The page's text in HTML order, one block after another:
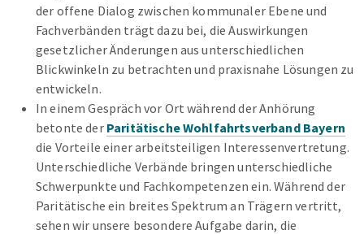
der offene Dialog zwischen kommunaler Ebene und
Fachverbänden trägt dazu bei, die Auswirkungen
gesetzlicher Änderungen aus unterschiedlichen
Blickwinkeln zu betrachten und praxisnahe Lösungen zu
entwickeln.
In einem Gespräch vor Ort während der Anhörung
betonte der Paritätische Wohlfahrtsverband Bayern
die Vorteile einer arbeitsteiligen Interessenvertretung.
Unterschiedliche Verbände bringen unterschiedliche
Schwerpunkte und Fachkompetenzen ein. Während der
Paritätische ein breites Spektrum an Trägern vertritt,
sehen wir unsere besondere Aufgabe darin, die